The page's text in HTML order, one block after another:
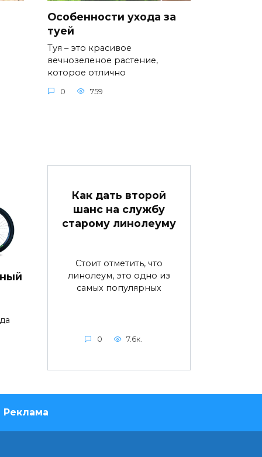
Особенности ухода за
туей
Туя – это красивое
вечнозеленое растение,
которое отлично
0 759
Как дать второй
шанс на службу
старому линолеуму
Стоит отметить, что
линолеум, это одно из
самых популярных
0 7.6к.
Реклама